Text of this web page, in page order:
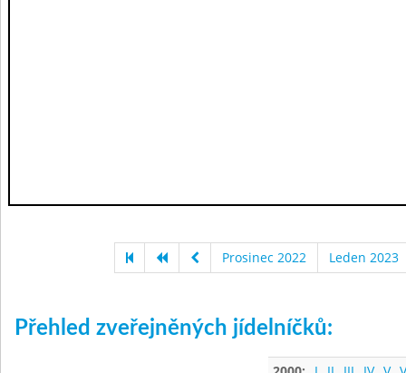
Prosinec 2022 Leden 2023
Přehled zveřejněných jídelníčků: